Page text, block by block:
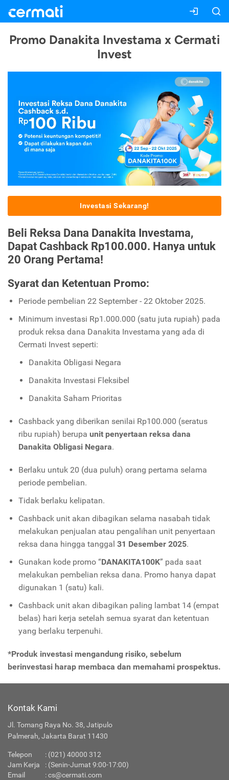
Promo Danakita Investama x Cermati
Invest
Investasi Sekarang!
Beli Reksa Dana Danakita Investama,
Dapat Cashback Rp100.000. Hanya untuk
20 Orang Pertama!
Syarat dan Ketentuan Promo:
Periode pembelian 22 September - 22 Oktober 2025.
Minimum investasi Rp1.000.000 (satu juta rupiah) pada
produk reksa dana Danakita Investama yang ada di
Cermati Invest seperti:
Danakita Obligasi Negara
Danakita Investasi Fleksibel
Danakita Saham Prioritas
Cashback yang diberikan senilai Rp100.000 (seratus
ribu rupiah) berupa unit penyertaan reksa dana
Danakita Obligasi Negara.
Berlaku untuk 20 (dua puluh) orang pertama selama
periode pembelian.
Tidak berlaku kelipatan.
Cashback unit akan dibagikan selama nasabah tidak
melakukan penjualan atau pengalihan unit penyertaan
reksa dana hingga tanggal 31 Desember 2025.
Gunakan kode promo “DANAKITA100K” pada saat
melakukan pembelian reksa dana. Promo hanya dapat
digunakan 1 (satu) kali.
Cashback unit akan dibagikan paling lambat 14 (empat
belas) hari kerja setelah semua syarat dan ketentuan
yang berlaku terpenuhi.
*Produk investasi mengandung risiko, sebelum
berinvestasi harap membaca dan memahami prospektus.
Kontak Kami
Jl. Tomang Raya No. 38, Jatipulo
Palmerah, Jakarta Barat 11430
Telepon : (021) 40000 312
Jam Kerja
: (Senin-Jumat 9:00-17:00)
Email
:cs@cermati.com